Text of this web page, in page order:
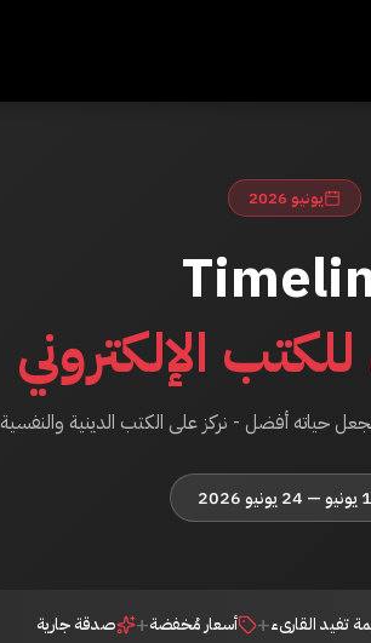
يونيو 2026
الإلكتروني
حياته أفضل - نركز على الكتب الدينية والنفسية
2026
تفيد القارىء+ أسعار مُخفضة+ صدقة جارية